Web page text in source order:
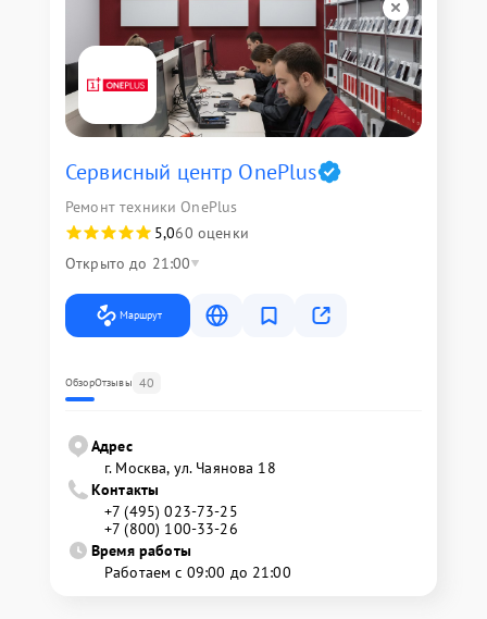
Сервисный центр OnePlus
Ремонт техники OnePlus
5,060 оценки
Открыто до 21:00
Маршрут
ОбзорОтзывы 40
Адрес
г. Москва, ул. Чаянова 18
Контакты
+7 (495) 023-73-25
+7 (800) 100-33-26
Время работы
Работаем с 09:00 до 21:00